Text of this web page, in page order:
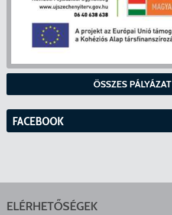
ÖSSZES PÁLYÁZAT
FACEBOOK
ELÉRHETŐSÉGEK